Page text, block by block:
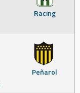
Racing
Peñarol